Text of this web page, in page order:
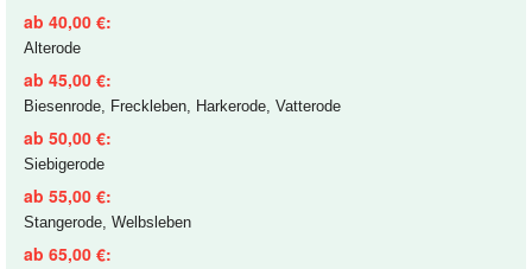
ab 40,00 €:
Alterode
ab 45,00 €:
Biesenrode, Freckleben, Harkerode, Vatterode
ab 50,00 €:
Siebigerode
ab 55,00 €:
Stangerode, Welbsleben
ab 65,00 €: